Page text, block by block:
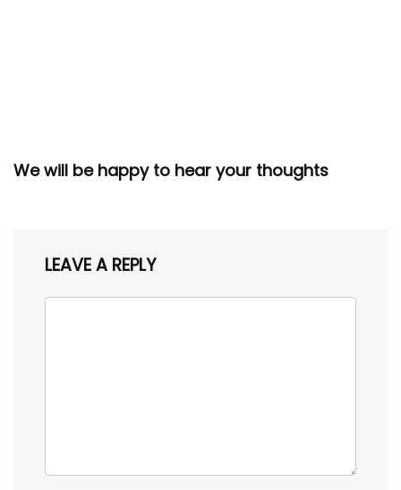
We will be happy to hear your thoughts
LEAVE A REPLY